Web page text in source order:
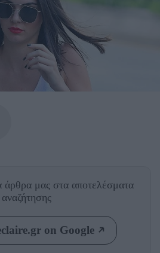
άρθρα μας στα αποτελέσματα
αναζήτησης
on Google